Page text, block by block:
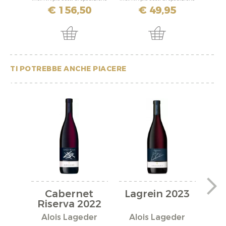
€ 156,50 € 49,95
TI POTREBBE ANCHE PIACERE
Cabernet
Riserva 2022
Alois Lageder
Lagrein 2023
Alois Lageder